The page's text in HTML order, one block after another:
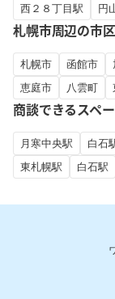
西２８丁目駅
円
札幌市周辺の市
札幌市 函館市
恵庭市
八雲町
商談できるスペ
月寒中央駅 白石
東札幌駅
白石駅